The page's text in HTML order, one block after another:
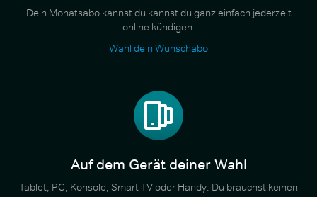
Dein Monatsabo kannst du kannst du ganz einfach jederzeit
online kündigen.
Wähl dein Wunschabo
Auf dem Gerät deiner Wahl
Tablet, PC, Konsole, Smart TV oder Handy. Du brauchst keinen